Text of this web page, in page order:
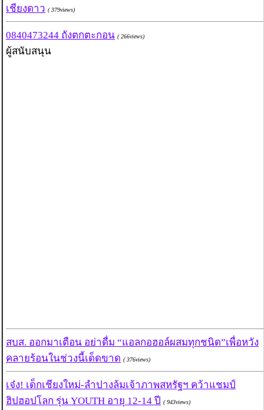
เชียงดาว ( 379views)
0840473244 ถังตกตะกอน ( 266views)
ผู้สนับสนุน
สบส. ออกมาเตือน อย่าดื่ม “แอลกอฮอล์ผสมทุกชนิด”เพื่อหวัง
คลายร้อนในช่วงนี้เด็ดขาด ( 376views)
เจ๋ง! เด็กเชียงใหม่-ลำปางล้มเจ้าภาพสหรัฐฯ คว้าแชมป์
ฮิปฮอปโลก รุ่น YOUTH อายุ 12-14 ปี ( 943views)